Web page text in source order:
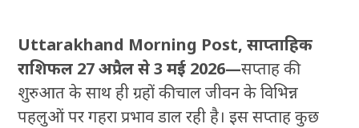
Uttarakhand Morning Post, साप्ताहिक
राशिफल 27 अप्रैल से 3 मई 2026—सप्ताह की
शुरुआत के साथ ही ग्रहों की चाल जीवन के विभिन्न
पहलुओं पर गहरा प्रभाव डाल रही है। इस सप्ताह कुछ